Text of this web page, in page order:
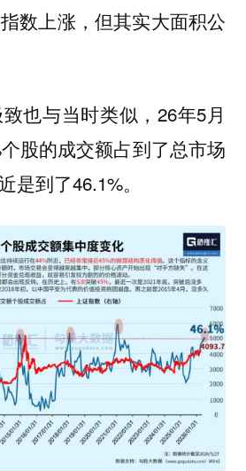
数上涨，但其实大面积公
也与当时类似，26年5月
股的成交额占到了总市场
是到了46.1%。